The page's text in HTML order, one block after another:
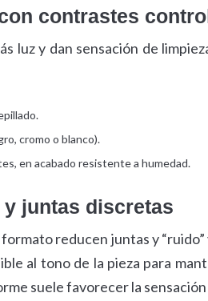
contrastes
luz y dan sensación de
cromo o blanco).
en acabado resistente a humedad.
juntas discretas
reducen juntas y
al tono de la pieza para
suele favorecer la sensación